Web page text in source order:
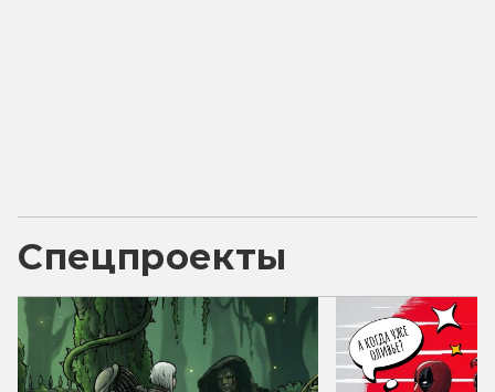
Спецпроекты